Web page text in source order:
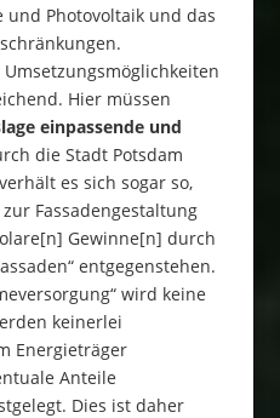
Photovoltaik und das
Hier müssen
einpassende und
die Stadt Potsdam
es sich sogar so,
Fassadengestaltung
Gewinne[n] durch
entgegenstehen.
wird keine
keinerlei
Energieträger
Anteile
Dies ist daher